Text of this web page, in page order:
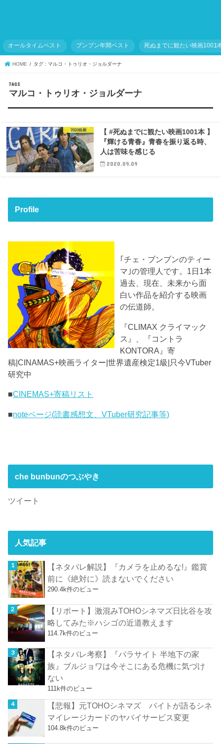
オールタイムベスト ブンブン年間ベスト 死ぬまでに観たい映画1001
HOME タグ : マルコ・トゥリオ・ジョルダーナ
マルコ・トゥリオ・ジョルダーナ
2020映画
【 #死ぬまでに観たい映画1001本 】
『輝ける青春』青春を振り返る時、
人は苦味を感じる
2020.09.09
Profile
｢チェ・ブンブンのティー
マ｣の管理人です。1日1本
過去、現在、未来から面
白い作品を紹介する映画
の伝道師。
『CLIMAX クライマック
ス』、『コントラ
KONTORA』寄
稿|CINAMAS+映画ライター|世界遺産検定1級|只今VTuber
研究中
■CINEMAS+寄稿リスト
■noteページ(読書感想文、VTuber研究記事等)
che bunbunのつぶやき
ツイート
人気記事
【ネタバレ解説】『カメラを止めるな!』鑑賞
前に《絶対に》読まないでください
290.4k件のビュー
【リポート】激混みTOHOシネマズ日比谷を攻
略してみた※ハシゴの近道教えます
114.7k件のビュー
【ネタバレ考察】『パラサイト 半地下の家
族』ブルジョワは今そこにある危機に気づけ
ない
111k件のビュー
【悲報】元TOHOシネマズ バイトが語るシネ
マイレージカードのヤバイサービス変更
104.8k件のビュー